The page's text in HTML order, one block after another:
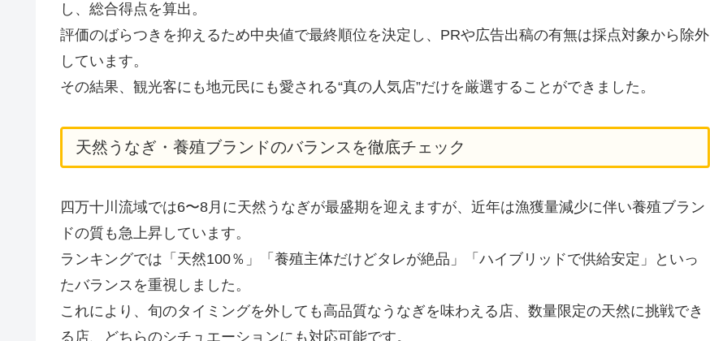
し、総合得点を算出。
評価のばらつきを抑えるため中央値で最終順位を決定し、PRや広告出稿の有無は採点対象から除外
しています。
その結果、観光客にも地元民にも愛される“真の人気店”だけを厳選することができました。
天然うなぎ・養殖ブランドのバランスを徹底チェック
四万十川流域では6〜8月に天然うなぎが最盛期を迎えますが、近年は漁獲量減少に伴い養殖ブラン
ドの質も急上昇しています。
ランキングでは「天然100％」「養殖主体だけどタレが絶品」「ハイブリッドで供給安定」といっ
たバランスを重視しました。
これにより、旬のタイミングを外しても高品質なうなぎを味わえる店、数量限定の天然に挑戦でき
る店、どちらのシチュエーションにも対応可能です。